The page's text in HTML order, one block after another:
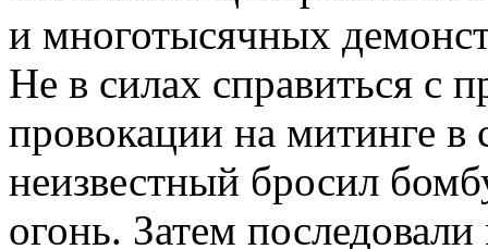
и многотысячных
Не в силах справиться с
провокации на митинге в
неизвестный бросил
огонь. Затем